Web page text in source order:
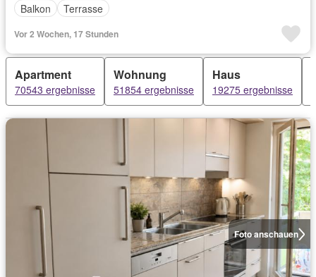
Balkon
Terrasse
Vor 2 Wochen, 17 Stunden
Apartment
70543 ergebnisse
Wohnung
51854 ergebnisse
Haus
19275 ergebnisse
Foto anschauen